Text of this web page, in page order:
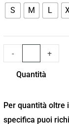
S M L
- +
Quantità
Per quantità oltre
specifica puoi